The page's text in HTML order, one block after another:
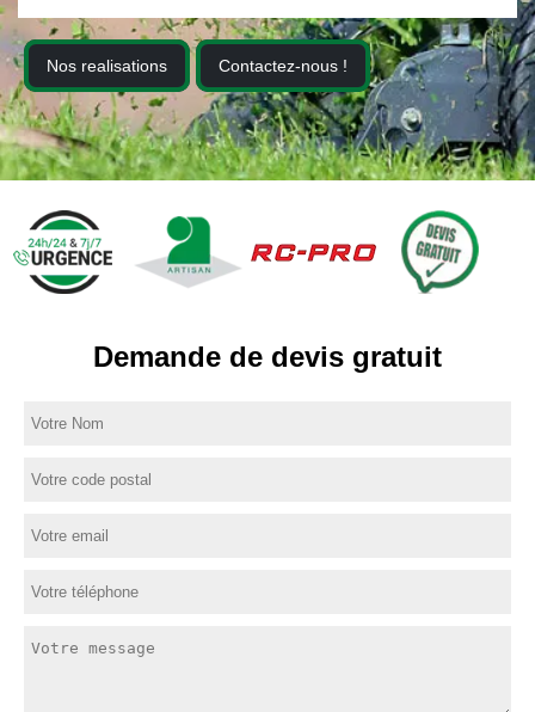
Nos realisations Contactez-nous !
Demande de devis gratuit